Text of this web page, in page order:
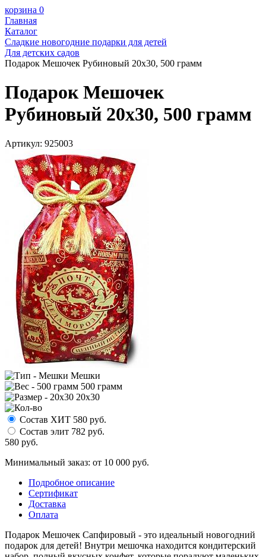
корзина 0
Главная
Каталог
Сладкие новогодние подарки для детей
Для детских садов
Подарок Мешочек Рубиновый 20х30, 500 грамм
Подарок Мешочек
Рубиновый 20х30, 500 грамм
Артикул: 925003
Мешки
500 грамм
20х30
Состав ХИТ 580 руб.
Состав элит 782 руб.
580 руб.
Минимальный заказ: от 10 000 руб.
Подробное описание
Сертификат
Доставка
Оплата
Подарок Мешочек Сапфировый - это идеальный новогодний
подарок для детей! Внутри мешочка находится кондитерский